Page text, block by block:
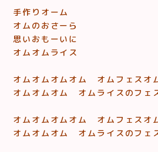
手作りオーム
オムのおさーら
思いおもーいに
オムオムライス
オムオムオムオム オムフェスオ
オムオムオム オムライスのフェ
オムオムオムオム オムフェスオ
オムオムオム オムライスのフェ